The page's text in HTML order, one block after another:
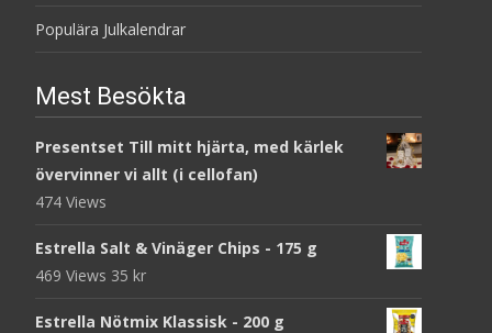
Populära Julkalendrar
Mest Besökta
Presentset Till mitt hjärta, med kärlek
övervinner vi allt (i cellofan)
474 Views
Estrella Salt & Vinäger Chips - 175 g
469 Views 35 kr
Estrella Nötmix Klassisk - 200 g